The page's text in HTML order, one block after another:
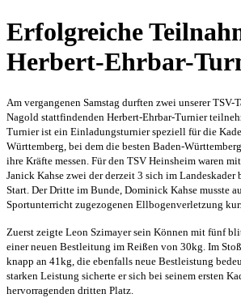
Erfolgreiche
Herbert-Ehrbar-
Am vergangenen Samstag durften zwei unserer
Nagold stattfindenden Herbert-Ehrbar-Turnier
Turnier ist ein Einladungsturnier speziell für die
Württemberg, bei dem die besten Baden-
ihre Kräfte messen. Für den TSV Heinsheim waren
Janick Kahse zwei der derzeit 3 sich im
Start. Der Dritte im Bunde, Dominick Kahse musste
Sportunterricht zugezogenen Ellbogenverletzung
Zuerst zeigte Leon Szimayer sein Können mit fünf
einer neuen Bestleitung im Reißen von 30kg. Im
knapp an 41kg, die ebenfalls neue Bestleistung
starken Leistung sicherte er sich bei seinem ersten
hervorragenden dritten Platz.